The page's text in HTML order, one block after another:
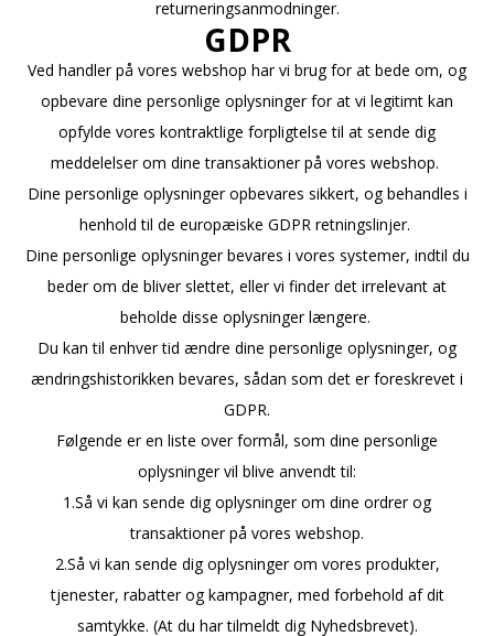
returneringsanmodninger.
GDPR
Ved handler på vores webshop har vi brug for at bede om, og
opbevare dine personlige oplysninger for at vi legitimt kan
opfylde vores kontraktlige forpligtelse til at sende dig
meddelelser om dine transaktioner på vores webshop.
Dine personlige oplysninger opbevares sikkert, og behandles i
henhold til de europæiske GDPR retningslinjer.
Dine personlige oplysninger bevares i vores systemer, indtil du
beder om de bliver slettet, eller vi finder det irrelevant at
beholde disse oplysninger længere.
Du kan til enhver tid ændre dine personlige oplysninger, og
ændringshistorikken bevares, sådan som det er foreskrevet i
GDPR.
Følgende er en liste over formål, som dine personlige
oplysninger vil blive anvendt til:
1.Så vi kan sende dig oplysninger om dine ordrer og
transaktioner på vores webshop.
2.Så vi kan sende dig oplysninger om vores produkter,
tjenester, rabatter og kampagner, med forbehold af dit
samtykke. (At du har tilmeldt dig Nyhedsbrevet).